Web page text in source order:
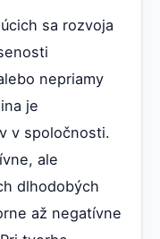
sa rozvoja
nepriamy
je
v spoločnosti.
ale
dlhodobých
až negatívne